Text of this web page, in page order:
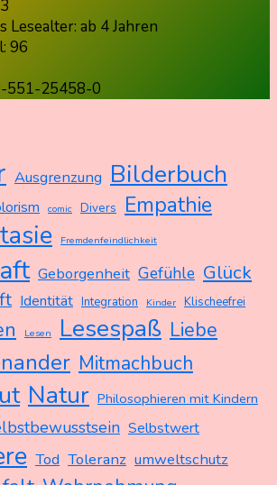
Lesealter: ab 4 Jahren
96
551-25458-0
Ausgrenzung Bilderbuch
comic Divers Empathie
Fremdenfeindlichkeit
Geborgenheit Gefühle Glück
Identität Integration Kinder Klischeefrei
Lesen Lesespaß Liebe
Mitmachbuch
Natur Philosophieren mit Kindern
Selbstwert
Tod Toleranz umweltschutz